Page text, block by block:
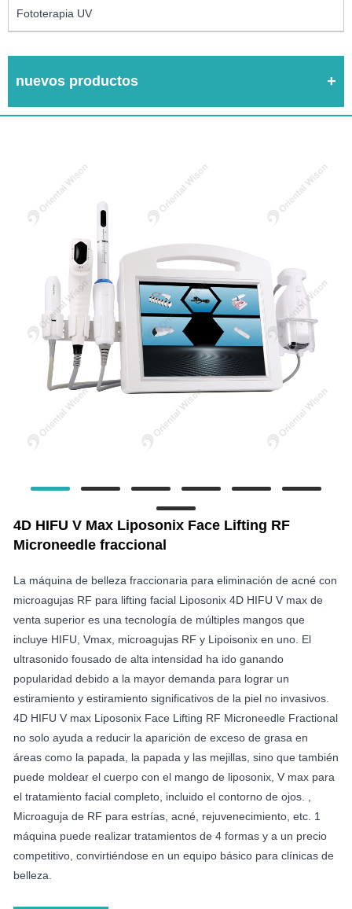
Fototerapia UV
nuevos productos
4D HIFU V Max Liposonix Face Lifting RF
Microneedle fraccional
La máquina de belleza fraccionaria para eliminación de acné con
microagujas RF para lifting facial Liposonix 4D HIFU V max de
venta superior es una tecnología de múltiples mangos que
incluye HIFU, Vmax, microagujas RF y Lipoisonix en uno. El
ultrasonido fousado de alta intensidad ha ido ganando
popularidad debido a la mayor demanda para lograr un
estiramiento y estiramiento significativos de la piel no invasivos.
4D HIFU V max Liposonix Face Lifting RF Microneedle Fractional
no solo ayuda a reducir la aparición de exceso de grasa en
áreas como la papada, la papada y las mejillas, sino que también
puede moldear el cuerpo con el mango de liposonix, V max para
el tratamiento facial completo, incluido el contorno de ojos. ,
Microaguja de RF para estrías, acné, rejuvenecimiento, etc. 1
máquina puede realizar tratamientos de 4 formas y a un precio
competitivo, convirtiéndose en un equipo básico para clínicas de
belleza.